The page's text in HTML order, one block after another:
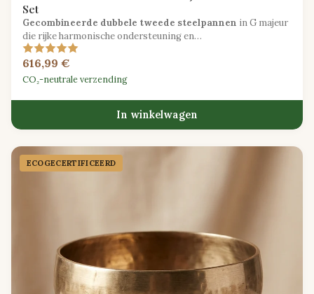
Set
Gecombineerde dubbele tweede steelpannen in G majeur
die rijke harmonische ondersteuning en
tegenmelodiecapaciteit bieden voor ensemble spelen.
616,99 €
CO₂-neutrale verzending
In winkelwagen
ECOGECER­TIFICEERD